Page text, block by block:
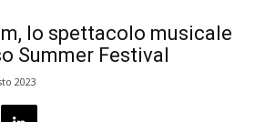
lo spettacolo musicale
Summer Festival
2023